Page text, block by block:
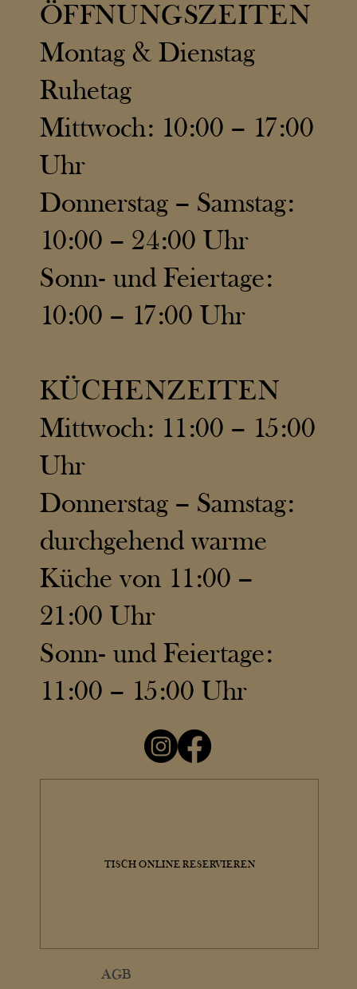
ÖFFNUNGSZEITEN
Montag & Dienstag
Ruhetag
Mittwoch: 10:00 – 17:00
Uhr
Donnerstag – Samstag:
10:00 – 24:00 Uhr
Sonn- und Feiertage:
10:00 – 17:00 Uhr
KÜCHENZEITEN
Mittwoch: 11:00 – 15:00
Uhr
Donnerstag – Samstag:
durchgehend warme
Küche von 11:00 –
21:00 Uhr
Sonn- und Feiertage:
11:00 – 15:00 Uhr
TISCH ONLINE RESERVIEREN
AGB